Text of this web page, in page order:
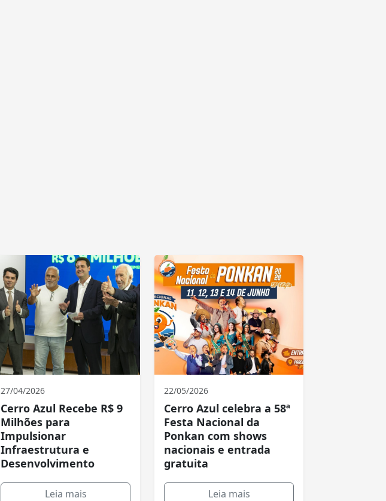
27/04/2026
Cerro Azul Recebe R$ 9
Milhões para
Impulsionar
Infraestrutura e
Desenvolvimento
Leia mais
22/05/2026
Cerro Azul celebra a 58ª
Festa Nacional da
Ponkan com shows
nacionais e entrada
gratuita
Leia mais